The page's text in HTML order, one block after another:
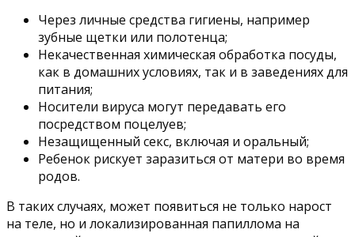
Через личные средства гигиены, например
зубные щетки или полотенца;
Некачественная химическая обработка посуды,
как в домашних условиях, так и в заведениях для
питания;
Носители вируса могут передавать его
посредством поцелуев;
Незащищенный секс, включая и оральный;
Ребенок рискует заразиться от матери во время
родов.
В таких случаях, может появиться не только нарост
на теле, но и локализированная папиллома на